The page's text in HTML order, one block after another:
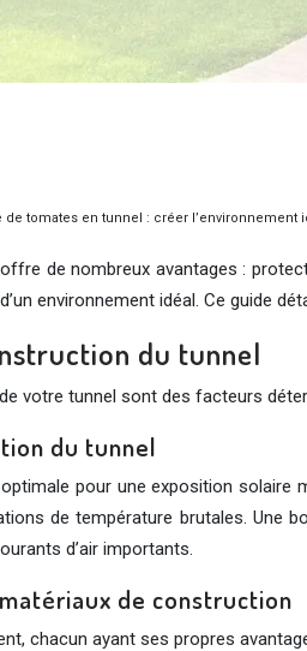
de tomates en tunnel : créer l’environnement
de nombreux avantages :
environnement idéal. Ce guide
du tunnel
votre tunnel sont des facteurs
du tunnel
pour une exposition solaire
de température brutales. Une
d’air importants.
de construction
chacun ayant ses propres